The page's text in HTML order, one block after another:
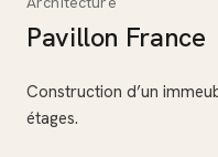
Pavillon France
Construction d’un
étages.